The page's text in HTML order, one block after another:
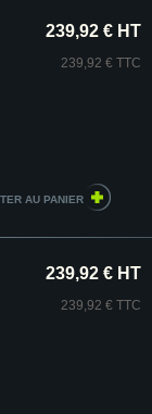
239,92 € HT
239,92 € TTC
239,92 € HT
239,92 € TTC